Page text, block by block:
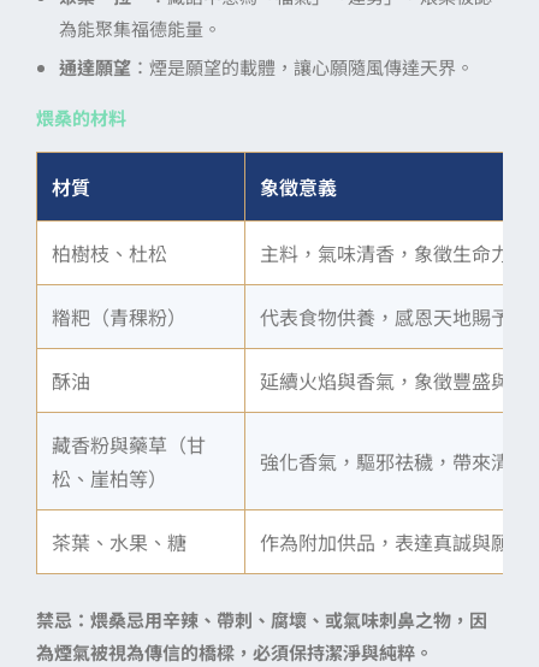
為能聚集福德能量。
通達願望：煙是願望的載體，讓心願隨風傳達天界。
煨桑的材料
材質 象徵意義
柏樹枝、杜松 主料，氣味清香，象徵生命力與
糌粑（青稞粉） 代表食物供養，感恩天地賜予。
酥油 延續火焰與香氣，象徵豐盛與福
藏香粉與藥草（甘
松、崖柏等）
強化香氣，驅邪祛穢，帶來清淨
茶葉、水果、糖 作為附加供品，表達真誠與願望
禁忌：煨桑忌用辛辣、帶刺、腐壞、或氣味刺鼻之物，因
為煙氣被視為傳信的橋樑，必須保持潔淨與純粹。